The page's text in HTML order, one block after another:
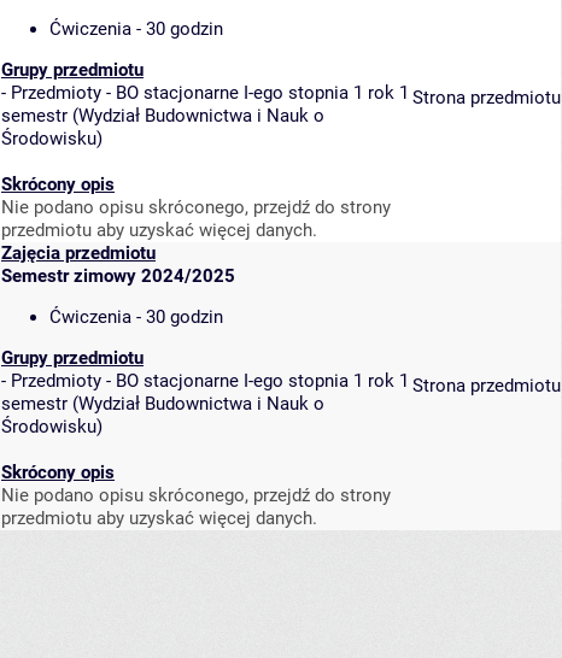
Ćwiczenia - 30 godzin
Grupy przedmiotu
- Przedmioty - BO stacjonarne I-ego stopnia 1 rok 1
semestr (Wydział Budownictwa i Nauk o
Środowisku)
Skrócony opis
Nie podano opisu skróconego, przejdź do strony
przedmiotu aby uzyskać więcej danych.
Strona przedmiotu
Zajęcia przedmiotu
Semestr zimowy 2024/2025
Ćwiczenia - 30 godzin
Grupy przedmiotu
- Przedmioty - BO stacjonarne I-ego stopnia 1 rok 1
semestr (Wydział Budownictwa i Nauk o
Środowisku)
Skrócony opis
Nie podano opisu skróconego, przejdź do strony
przedmiotu aby uzyskać więcej danych.
Strona przedmiotu